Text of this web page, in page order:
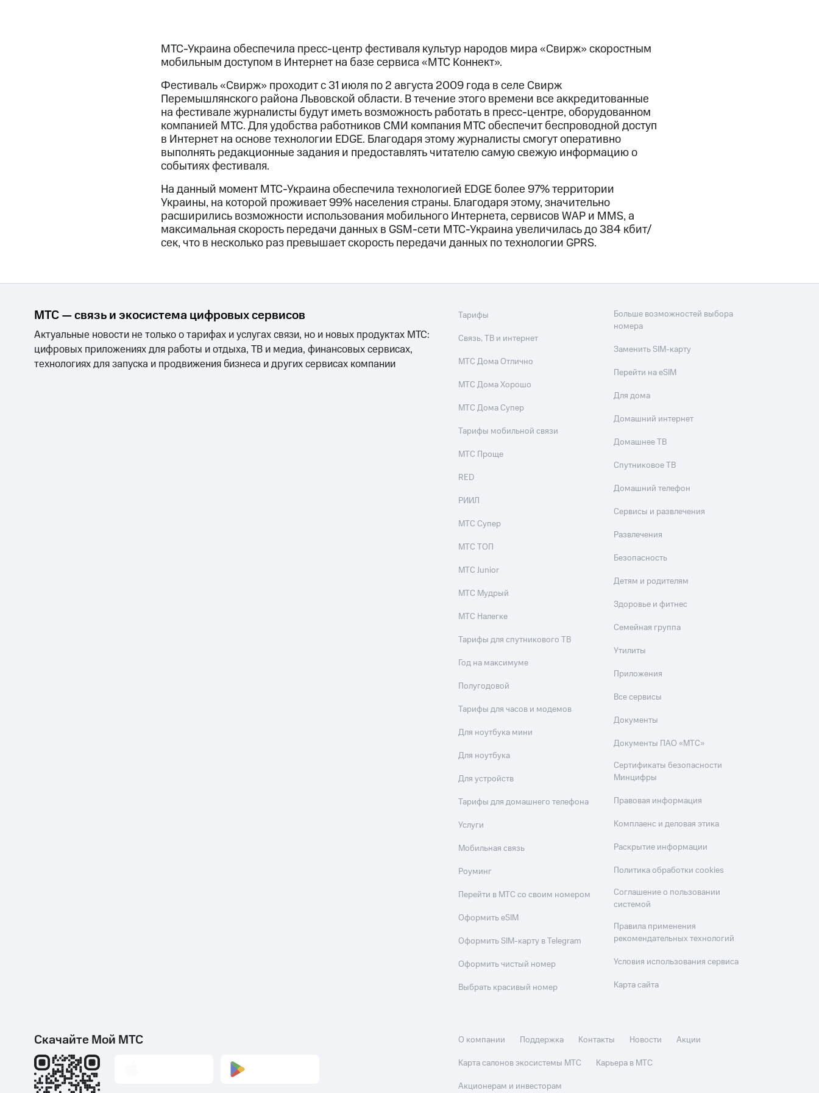
МТС-Украина обеспечила пресс-центр фестиваля культур народов мира «Свирж» скоростным
мобильным доступом в Интернет на базе сервиса «МТС Коннект».
Фестиваль «Свирж» проходит с 31 июля по 2 августа 2009 года в селе Свирж
Перемышлянского района Львовской области. В течение этого времени все аккредитованные
на фестивале журналисты будут иметь возможность работать в пресс-центре, оборудованном
компанией МТС. Для удобства работников СМИ компания МТС обеспечит беспроводной доступ
в Интернет на основе технологии EDGE. Благодаря этому журналисты смогут оперативно
выполнять редакционные задания и предоставлять читателю самую свежую информацию о
событиях фестиваля.
На данный момент МТС-Украина обеспечила технологией EDGE более 97% территории
Украины, на которой проживает 99% населения страны. Благодаря этому, значительно
расширились возможности использования мобильного Интернета, сервисов WAP и MMS, а
максимальная скорость передачи данных в GSM-сети МТС-Украина увеличилась до 384 кбит/
сек, что в несколько раз превышает скорость передачи данных по технологии GPRS.
МТС — связь и экосистема цифровых сервисов
Актуальные новости не только о тарифах и услугах связи, но и новых продуктах МТС:
цифровых приложениях для работы и отдыха, ТВ и медиа, финансовых сервисах,
технологиях для запуска и продвижения бизнеса и других сервисах компании
Тарифы
Связь, ТВ и интернет
МТС Дома Отлично
МТС Дома Хорошо
МТС Дома Супер
Тарифы мобильной связи
МТС Проще
RED
РИИЛ
МТС Супер
МТС ТОП
МТС Junior
МТС Мудрый
МТС Налегке
Тарифы для спутникового ТВ
Год на максимуме
Полугодовой
Тарифы для часов и модемов
Для ноутбука мини
Для ноутбука
Для устройств
Тарифы для домашнего телефона
Услуги
Мобильная связь
Роуминг
Перейти в МТС со своим номером
Оформить eSIM
Оформить SIM-карту в Telegram
Оформить чистый номер
Выбрать красивый номер
Больше возможностей выбора
номера
Заменить SIM-карту
Перейти на eSIM
Для дома
Домашний интернет
Домашнее ТВ
Спутниковое ТВ
Домашний телефон
Сервисы и развлечения
Развлечения
Безопасность
Детям и родителям
Здоровье и фитнес
Семейная группа
Утилиты
Приложения
Все сервисы
Документы
Документы ПАО «МТС»
Сертификаты безопасности
Минцифры
Правовая информация
Комплаенс и деловая этика
Раскрытие информации
Политика обработки cookies
Соглашение о пользовании
системой
Правила применения
рекомендательных технологий
Условия использования сервиса
Карта сайта
Скачайте Мой МТС О компании Поддержка Контакты Новости
Акции
Карта салонов экосистемы МТС
Карьера в МТС
Акционерам и инвесторам